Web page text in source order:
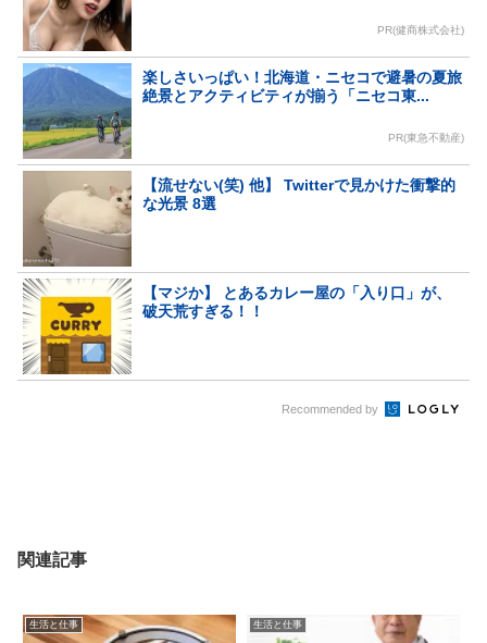
PR(健商株式会社)
楽しさいっぱい！北海道・ニセコで避暑の夏旅
絶景とアクティビティが揃う「ニセコ東...
PR(東急不動産)
【流せない(笑) 他】 Twitterで見かけた衝撃的
な光景 8選
【マジか】 とあるカレー屋の「入り口」が、
破天荒すぎる！！
Recommended by
関連記事
生活と仕事 生活と仕事